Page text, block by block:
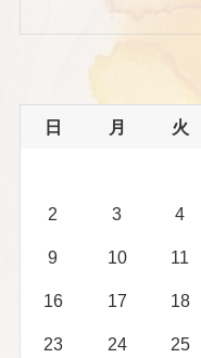
日 月 火
2 3 4
9 10 11
16 17 18
23 24 25